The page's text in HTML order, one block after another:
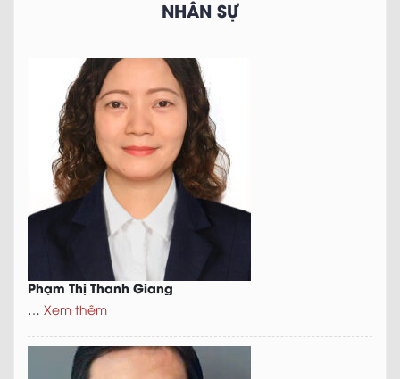
NHÂN SỰ
Phạm Thị Thanh Giang
… Xem thêm